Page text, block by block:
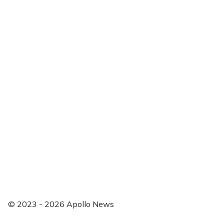
© 2023 - 2026 Apollo News